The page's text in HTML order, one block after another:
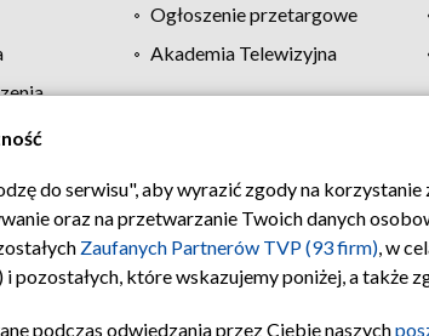
Ogłoszenie przetargowe
Akademia Telewizyjna
Regulamin TVP Polityka
do serwisu", aby wyrazić zgody na
oraz na przetwarzanie Twoich danych
Zaufanych Partnerów TVP (93 firm), w
pozostałych, które wskazujemy poniżej, a także
podczas odwiedzania przez Ciebie naszych